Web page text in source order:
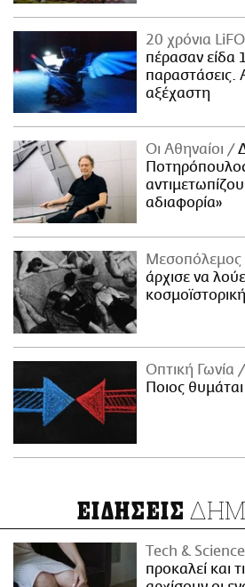
20 χρόνια LiFO
πέρασαν είδα
παραστάσεις.
αξέχαστη
Οι Αθηναίοι
αδιαφορία»
Μεσοπόλεμος
άρχισε να
Οπτική Γωνία
Ποιος
ΕΙΔΗΣΕΙΣ
Τech & Science
προκαλεί και